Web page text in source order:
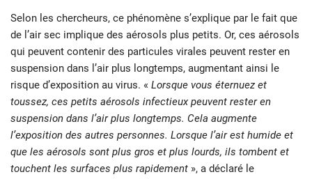
Selon les chercheurs, ce phénomène s’explique par le fait que
de l’air sec implique des aérosols plus petits. Or, ces aérosols
qui peuvent contenir des particules virales peuvent rester en
suspension dans l’air plus longtemps, augmentant ainsi le
risque d’exposition au virus. « Lorsque vous éternuez et
toussez, ces petits aérosols infectieux peuvent rester en
suspension dans l’air plus longtemps. Cela augmente
l’exposition des autres personnes. Lorsque l’air est humide et
que les aérosols sont plus gros et plus lourds, ils tombent et
touchent les surfaces plus rapidement », a déclaré le